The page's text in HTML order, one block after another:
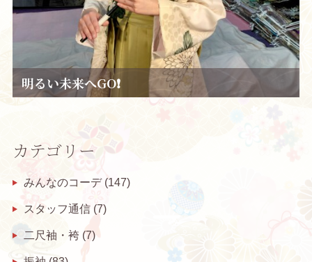
明るい未来へGO❗
カテゴリー
みんなのコーデ(147)
スタッフ通信(7)
二尺袖・袴 (7)